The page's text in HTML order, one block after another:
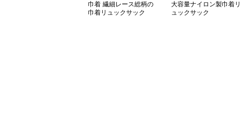
巾着 繊細レース総柄の
巾着リュックサック
大容量ナイロン製巾着リ
ュックサック